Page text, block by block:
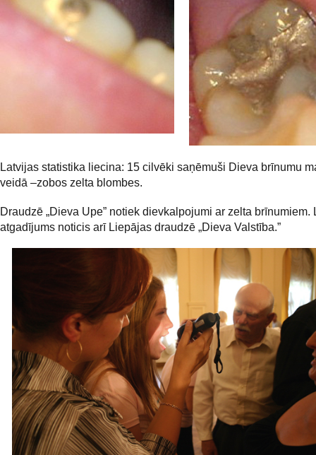
Latvijas statistika liecina: 15 cilvēki saņēmuši Dieva brīnumu
veidā –zobos zelta blombes.
Draudzē „Dieva Upe” notiek dievkalpojumi ar zelta brīnumiem.
atgadījums noticis arī Liepājas draudzē „Dieva Valstība.”